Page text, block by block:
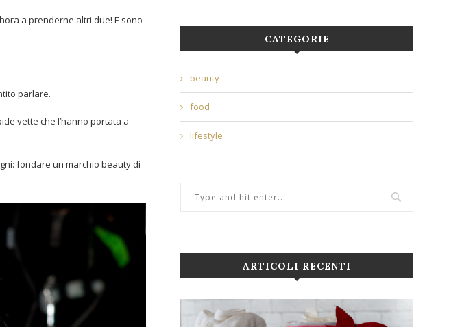
a prenderne altri due! E sono
parlare.
vette che l’hanno portata a
fondare un marchio beauty di
CATEGORIE
beauty
food
lifestyle
ARTICOLI RECENTI